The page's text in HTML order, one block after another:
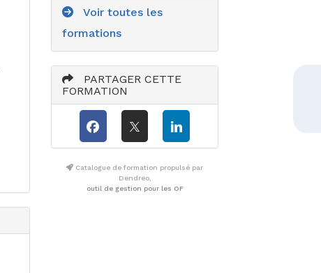
Voir toutes les
formations
PARTAGER CETTE
FORMATION
Catalogue de formation propulsé par
Dendreo,
outil de gestion pour les OF